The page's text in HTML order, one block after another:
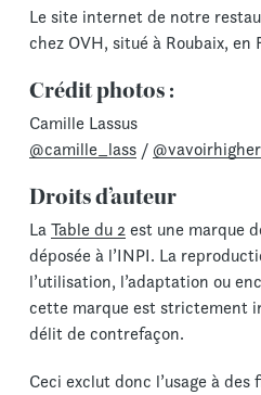
Le site internet de notre
chez OVH, situé à Roubaix, en
Crédit photos :
Camille Lassus
@camille_lass/ @vavoirhigher
Droits d’auteur
LaTable du 2est une marque
déposée à l’INPI. La
l’utilisation, l’adaptation ou
cette marque est strictement
délit de contrefaçon.
Ceci exclut donc l’usage à